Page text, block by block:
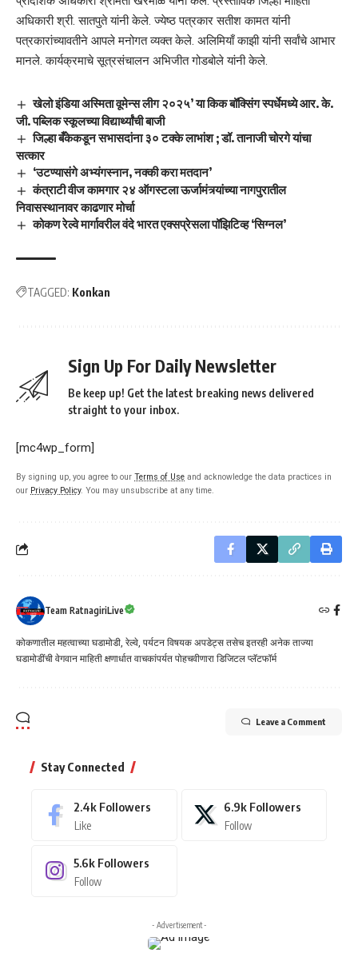
अधिकारी श्री. सातपुते यांनी केले. ज्येष्ठ पत्रकार सतीश कामत यांनी
पत्रकारांच्यावतीने आपले मनोगत व्यक्त केले. अलिमियाँ काझी यांनी सर्वांचे आभार
मानले. कार्यक्रमाचे सूत्रसंचालन अभिजीत गोडबोले यांनी केले.
खेलो इंडिया अस्मिता वूमेन्स लीग २०२५’ या किक बॉक्सिंग स्पर्धेमध्ये आर. के.
जी. पब्लिक स्कूलच्या विद्यार्थ्यांची बाजी
जिल्हा बँकेकडून सभासदांना ३० टक्के लाभांश ; डॉ. तानाजी चोरगे यांचा
सत्कार
‘उटण्यासंगे अभ्यंगस्नान, नक्की करा मतदान’
कंत्राटी वीज कामगार २४ ऑगस्टला ऊर्जामंत्र्यांच्या नागपुरातील
निवासस्थानावर काढणार मोर्चा
कोकण रेल्वे मार्गावरील वंदे भारत एक्सप्रेसला पॉझिटिव्ह ‘सिग्नल’
TAGGED: Konkan
Sign Up For Daily Newsletter
Be keep up! Get the latest breaking news delivered
straight to your inbox.
[mc4wp_form]
By signing up, you agree to our Terms of Use and acknowledge the data practices in
our Privacy Policy. You may unsubscribe at any time.
Team RatnagiriLive
कोकणातील महत्वाच्या घडामोडी, रेल्वे, पर्यटन विषयक अपडेट्स तसेच इतरही अनेक ताज्या
घडामोडींची वेगवान माहिती क्षणार्धात वाचकांपर्यत पोहचवीणारा डिजिटल प्लॅटफॉर्म
Leave a Comment
Stay Connected
2.4k Followers
Like
6.9k Followers
Follow
5.6k Followers
Follow
- Advertisement -